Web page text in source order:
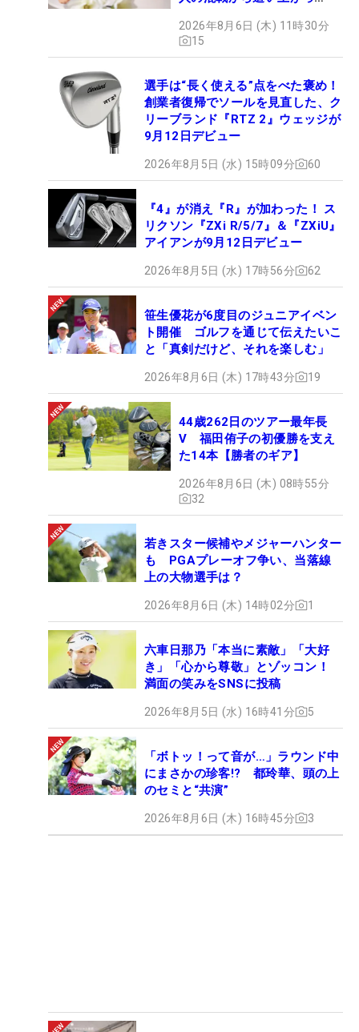
2026年8月6日 (木) 11時30分
15
選手は“長く使える”点をべた褒め！
創業者復帰でソールを見直した、ク
リーブランド『RTZ 2』ウェッジが
9月12日デビュー
2026年8月5日 (水) 15時09分 60
『4』が消え『R』が加わった！ ス
リクソン『ZXi R/5/7』＆『ZXiU』
アイアンが9月12日デビュー
2026年8月5日 (水) 17時56分 62
笹生優花が6度目のジュニアイベン
ト開催 ゴルフを通じて伝えたいこ
と「真剣だけど、それを楽しむ」
2026年8月6日 (木) 17時43分 19
44歳262日のツアー最年長
V 福田侑子の初優勝を支え
た14本【勝者のギア】
2026年8月6日 (木) 08時55分
32
若きスター候補やメジャーハンター
も PGAプレーオフ争い、当落線
上の大物選手は？
2026年8月6日 (木) 14時02分 1
六車日那乃「本当に素敵」「大好
き」「心から尊敬」とゾッコン！
満面の笑みをSNSに投稿
2026年8月5日 (水) 16時41分 5
「ボトッ！って音が…」ラウンド中
にまさかの珍客!? 都玲華、頭の上
のセミと“共演”
2026年8月6日 (木) 16時45分 3